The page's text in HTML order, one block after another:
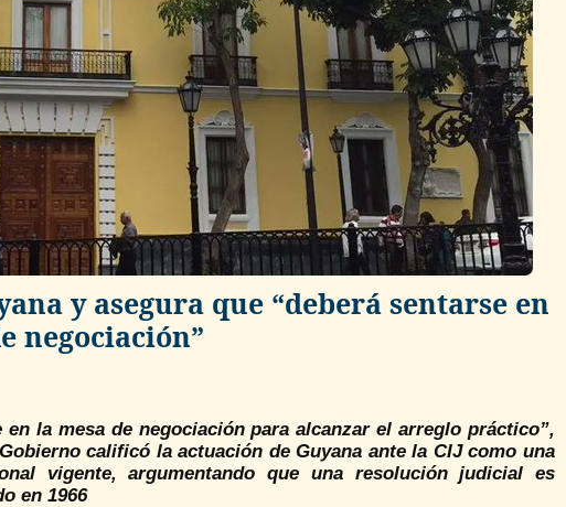
y asegura que “deberá sentarse en
negociación”
la mesa de negociación para alcanzar el arreglo práctico”,
calificó la actuación de Guyana ante la CIJ como una
vigente, argumentando que una resolución judicial es
en 1966